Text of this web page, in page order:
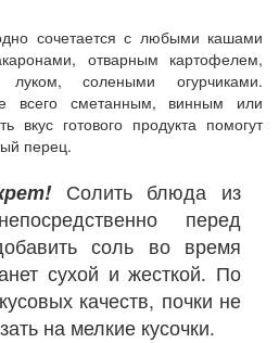
сочетается с любыми кашами
отварным картофелем,
солеными огурчиками.
всего сметанным, винным или
вкус готового продукта помогут
перец.
Солить блюда из
перед
соль во время
сухой и жесткой. По
качеств, почки не
на мелкие кусочки.